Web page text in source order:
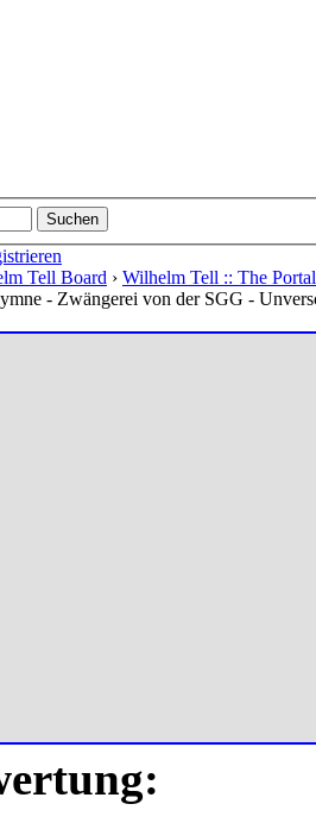
Tell Board › Wilhelm Tell :: The
- Zwängerei von der SGG -